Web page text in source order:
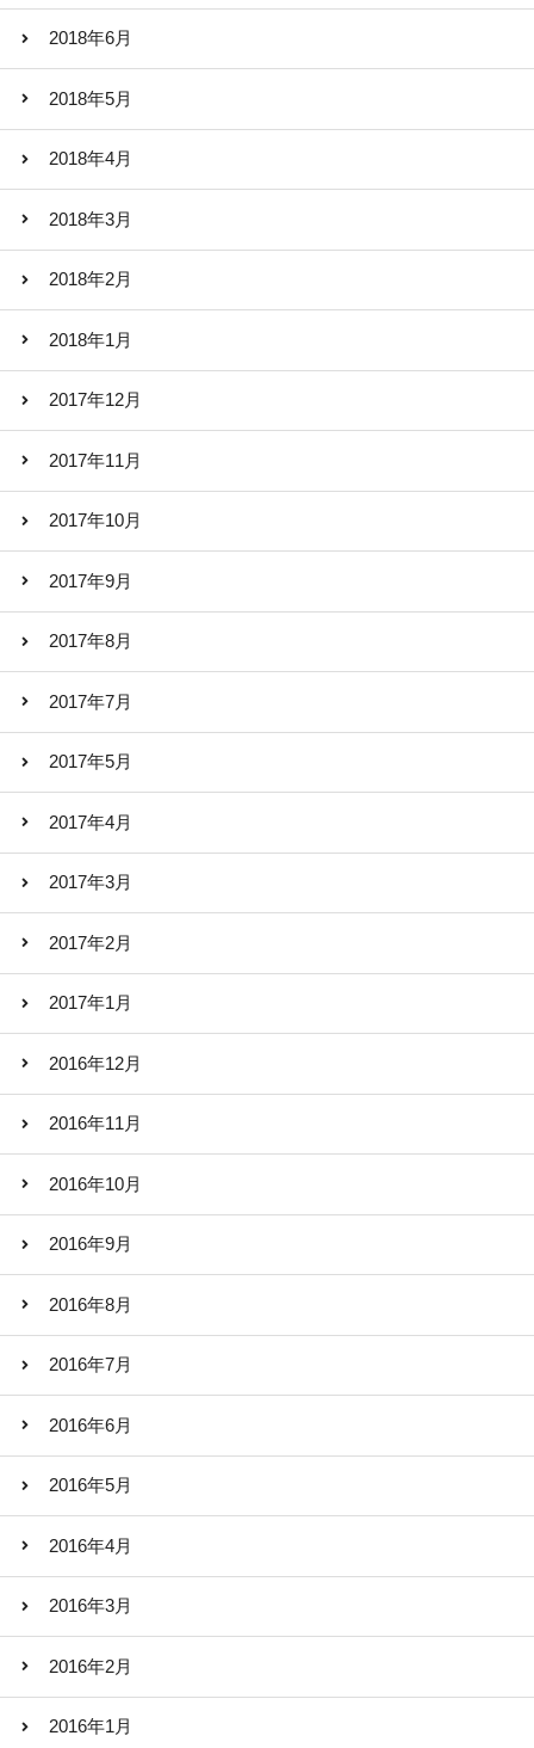
2018年6月
2018年5月
2018年4月
2018年3月
2018年2月
2018年1月
2017年12月
2017年11月
2017年10月
2017年9月
2017年8月
2017年7月
2017年5月
2017年4月
2017年3月
2017年2月
2017年1月
2016年12月
2016年11月
2016年10月
2016年9月
2016年8月
2016年7月
2016年6月
2016年5月
2016年4月
2016年3月
2016年2月
2016年1月